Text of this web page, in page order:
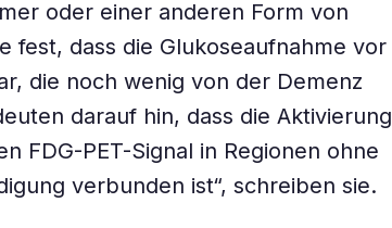
oder einer anderen Form von
fest, dass die Glukoseaufnahme vor
die noch wenig von der Demenz
darauf hin, dass die Aktivierung
FDG-PET-Signal in Regionen ohne
verbunden ist“, schreiben sie.